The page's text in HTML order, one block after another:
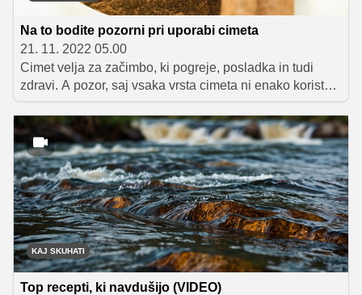
Na to bodite pozorni pri uporabi cimeta
21. 11. 2022 05.00
Cimet velja za začimbo, ki pogreje, posladka in tudi
zdravi. A pozor, saj vsaka vrsta cimeta ni enako koristna.
Strokovnjaki svetujejo, da raje posegajte po cejlonskem
cimetu kot kasija cimetu, a nasploh je precej bolj
razširjen prav slednji. Kakšne pa so koristi cejlonskega
cimeta?
KAJ SKUHATI
Top recepti, ki navdušijo (VIDEO)